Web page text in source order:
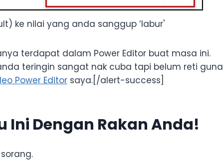
ke nilai yang anda sanggup ‘labur'
terdapat dalam Power Editor buat masa ini.
teringin sangat nak cuba tapi belum reti guna
Power Editor saya.[/alert-success]
Ini Dengan Rakan Anda!